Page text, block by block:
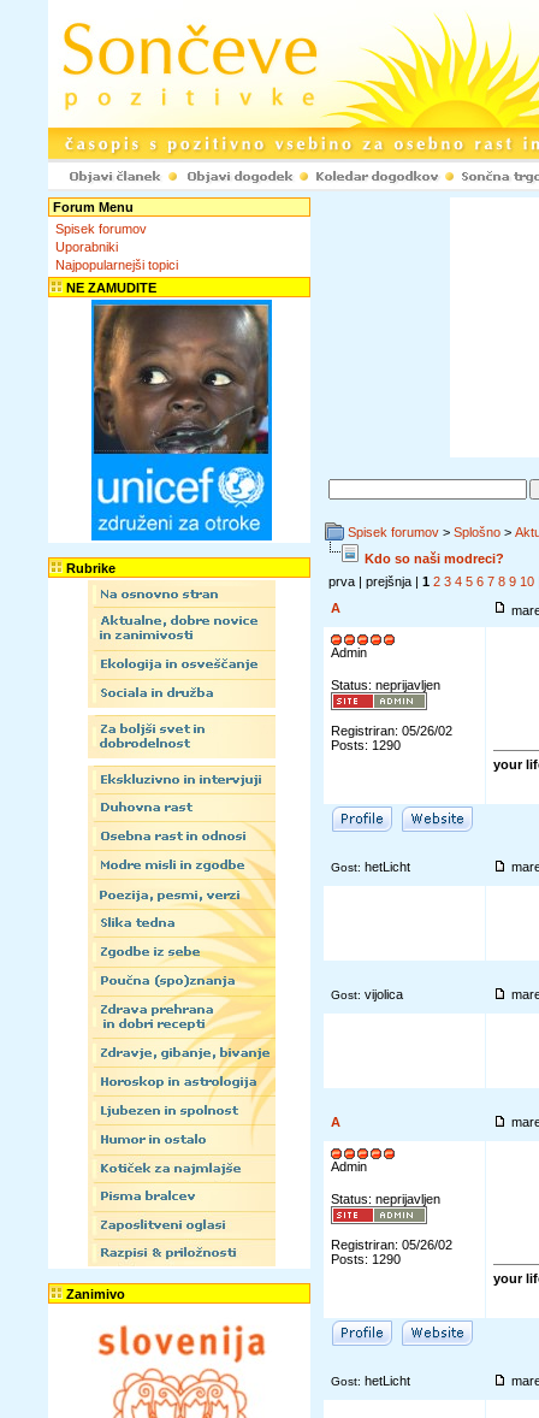
Forum Menu
Spisek forumov
Uporabniki
Najpopularnejši topici
NE ZAMUDITE
Rubrike
Zanimivo
Spisek forumov > Splošno >
Kdo so naši modreci?
prva | prejšnja | 1 2 3 4 5 6 7 8 9 10
A
Admin
Status: neprijavljen
Registriran: 05/26/02
Posts: 1290
your
Gost: hetLicht
Gost: vijolica
A
Admin
Status: neprijavljen
Registriran: 05/26/02
Posts: 1290
your
Gost: hetLicht